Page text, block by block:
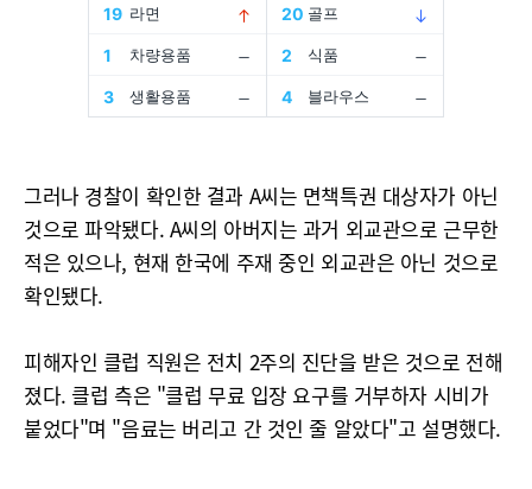
그러나 경찰이 확인한 결과 A씨는 면책특권 대상자가 아닌
것으로 파악됐다. A씨의 아버지는 과거 외교관으로 근무한
적은 있으나, 현재 한국에 주재 중인 외교관은 아닌 것으로
확인됐다.
피해자인 클럽 직원은 전치 2주의 진단을 받은 것으로 전해
졌다. 클럽 측은 "클럽 무료 입장 요구를 거부하자 시비가
붙었다"며 "음료는 버리고 간 것인 줄 알았다"고 설명했다.